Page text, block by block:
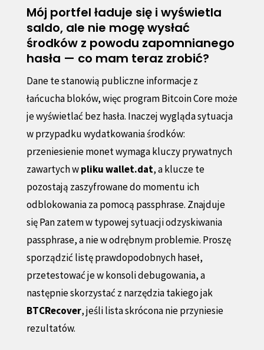
Mój portfel ładuje się i wyświetla
saldo, ale nie mogę wysłać
środków z powodu zapomnianego
hasła — co mam teraz zrobić?
Dane te stanowią publiczne informacje z
łańcucha bloków, więc program Bitcoin Core może
je wyświetlać bez hasła. Inaczej wygląda sytuacja
w przypadku wydatkowania środków:
przeniesienie monet wymaga kluczy prywatnych
zawartych wpliku wallet.dat, a klucze te
pozostają zaszyfrowane do momentu ich
odblokowania za pomocą passphrase. Znajduje
się Pan zatem w typowej sytuacji odzyskiwania
passphrase, a nie w odrębnym problemie. Proszę
sporządzić listę prawdopodobnych haseł,
przetestować je w konsoli debugowania, a
następnie skorzystać z narzędzia takiego jak
BTCRecover, jeśli lista skrócona nie przyniesie
rezultatów.